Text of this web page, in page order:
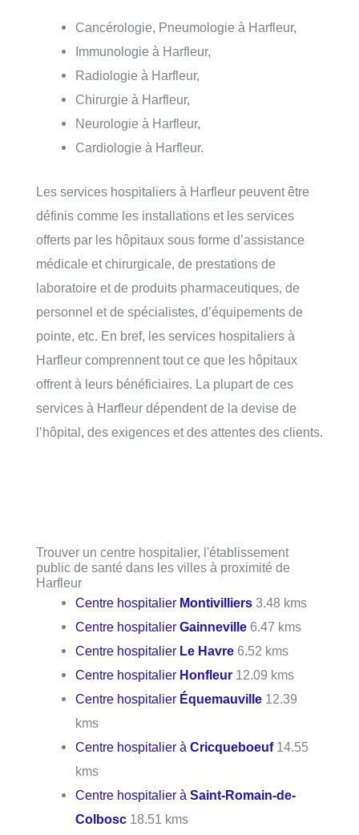
Cancérologie, Pneumologie à Harfleur,
Immunologie à Harfleur,
Radiologie à Harfleur,
Chirurgie à Harfleur,
Neurologie à Harfleur,
Cardiologie à Harfleur.
Les services hospitaliers à Harfleur peuvent être
définis comme les installations et les services
offerts par les hôpitaux sous forme d’assistance
médicale et chirurgicale, de prestations de
laboratoire et de produits pharmaceutiques, de
personnel et de spécialistes, d’équipements de
pointe, etc. En bref, les services hospitaliers à
Harfleur comprennent tout ce que les hôpitaux
offrent à leurs bénéficiaires. La plupart de ces
services à Harfleur dépendent de la devise de
l’hôpital, des exigences et des attentes des clients.
Trouver un centre hospitalier, l'établissement
public de santé dans les villes à proximité de
Harfleur
Centre hospitalier Montivilliers 3.48 kms
Centre hospitalierGainneville 6.47 kms
Centre hospitalier Le Havre 6.52 kms
Centre hospitalier Honfleur 12.09 kms
Centre hospitalier Équemauville 12.39
kms
Centre hospitalier àCricqueboeuf14.55
kms
Centre hospitalier àSaint-Romain-de-
Colbosc 18.51 kms